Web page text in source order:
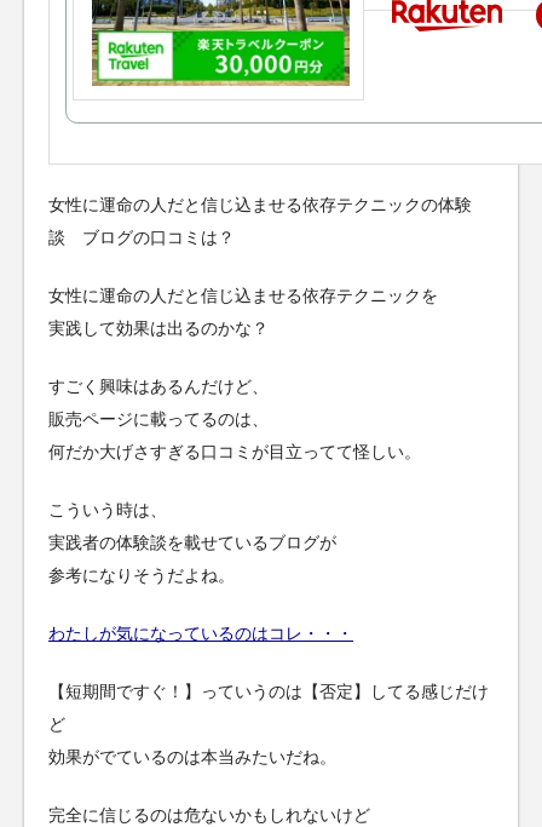
女性に運命の人だと信じ込ませる依存テクニックの体験
談 ブログの口コミは？
女性に運命の人だと信じ込ませる依存テクニックを
実践して効果は出るのかな？
すごく興味はあるんだけど、
販売ページに載ってるのは、
何だか大げさすぎる口コミが目立ってて怪しい。
こういう時は、
実践者の体験談を載せているブログが
参考になりそうだよね。
わたしが気になっているのはコレ・・・
【短期間ですぐ！】っていうのは【否定】してる感じだけ
ど
効果がでているのは本当みたいだね。
完全に信じるのは危ないかもしれないけど